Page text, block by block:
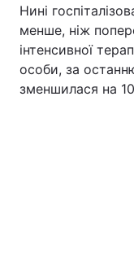
Нині
менше, ніж
інтенсивної
особи, за
зменшилася на